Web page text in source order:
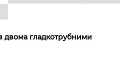
двома гладкотрубними